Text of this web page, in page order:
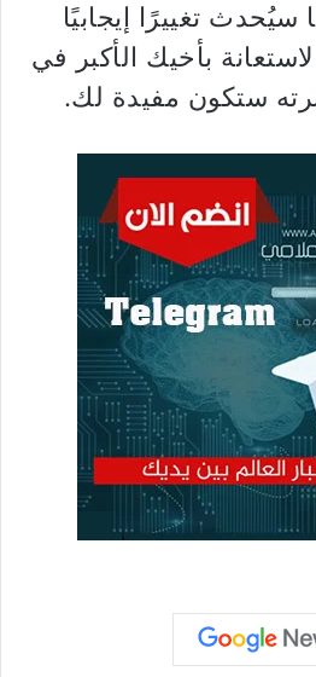
تغييرًا إيجابيًا
بأخيك الأكبر في
ستكون مفيدة لك.